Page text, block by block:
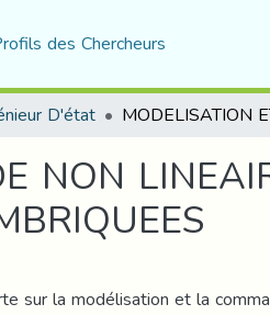
des Chercheurs
D'état
NON
sur la modélisation et la